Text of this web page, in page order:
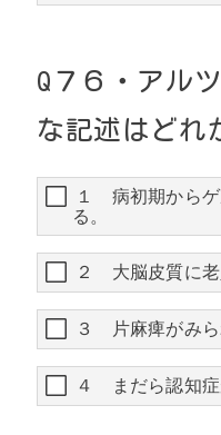
Q ７６・ アル
な記述はどれ
１ 病初期から
る。
２ 大脳皮質に老
３ 片麻痺がみら
４ まだら認知症